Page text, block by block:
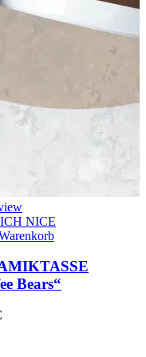
NICE
Bears“